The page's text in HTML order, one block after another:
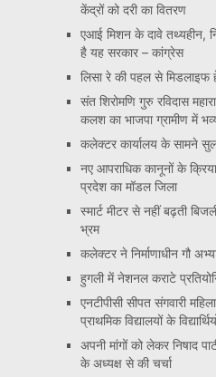
केंद्रों को दरी का वितरण
एआई मिशन के दावे तथ्यहीन,
है यह सरकार – कांग्रेस
लिसा रे की पहल से मिडलाइफ
संत शिरोमणि गुरु रविदास
कलश का भाजपा ग्रामीण में
कलेक्टर कार्यालय के सामने
नए आपराधिक कानूनों के
प्रदेश का मॉडल जिला
स्मार्ट मीटर से नहीं बढ़ती
भ्रम
कलेक्टर ने निर्माणाधीन गौ
हुगली में नेशनल कराटे
एनटीपीसी सीपत संगवारी
प्राथमिक विद्यालयों के
अपनी मांगों को लेकर निषाद
के अध्यक्ष से की चर्चा